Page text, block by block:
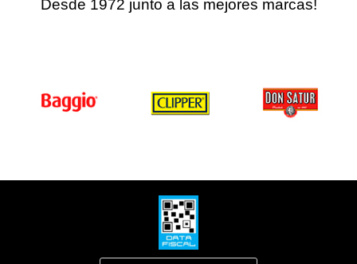
Desde 1972 junto a las mejores marcas!